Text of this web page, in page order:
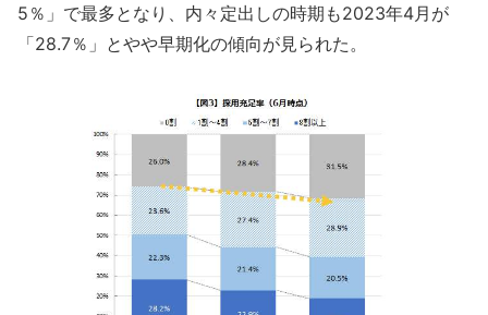
5％」で最多となり、内々定出しの時期も2023年4月が
「28.7％」とやや早期化の傾向が見られた。